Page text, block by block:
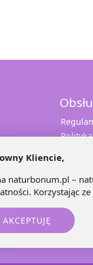
Odbierz
Kontakt
Kliencie,
naturbonum.pl –
. Korzystając
AKCEPTUJĘ